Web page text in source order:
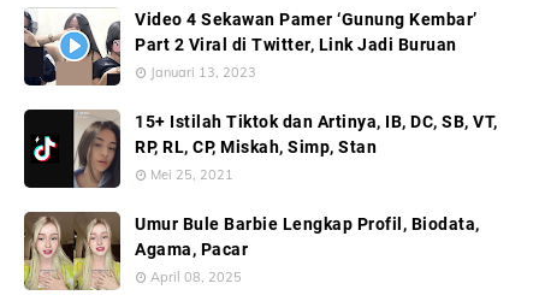
Video 4 Sekawan Pamer ‘Gunung Kembar’
Part 2 Viral di Twitter, Link Jadi Buruan
Januari 13, 2023
15+ Istilah Tiktok dan Artinya, IB, DC, SB, VT,
RP, RL, CP, Miskah, Simp, Stan
Mei 25, 2021
Umur Bule Barbie Lengkap Profil, Biodata,
Agama, Pacar
April 08, 2025